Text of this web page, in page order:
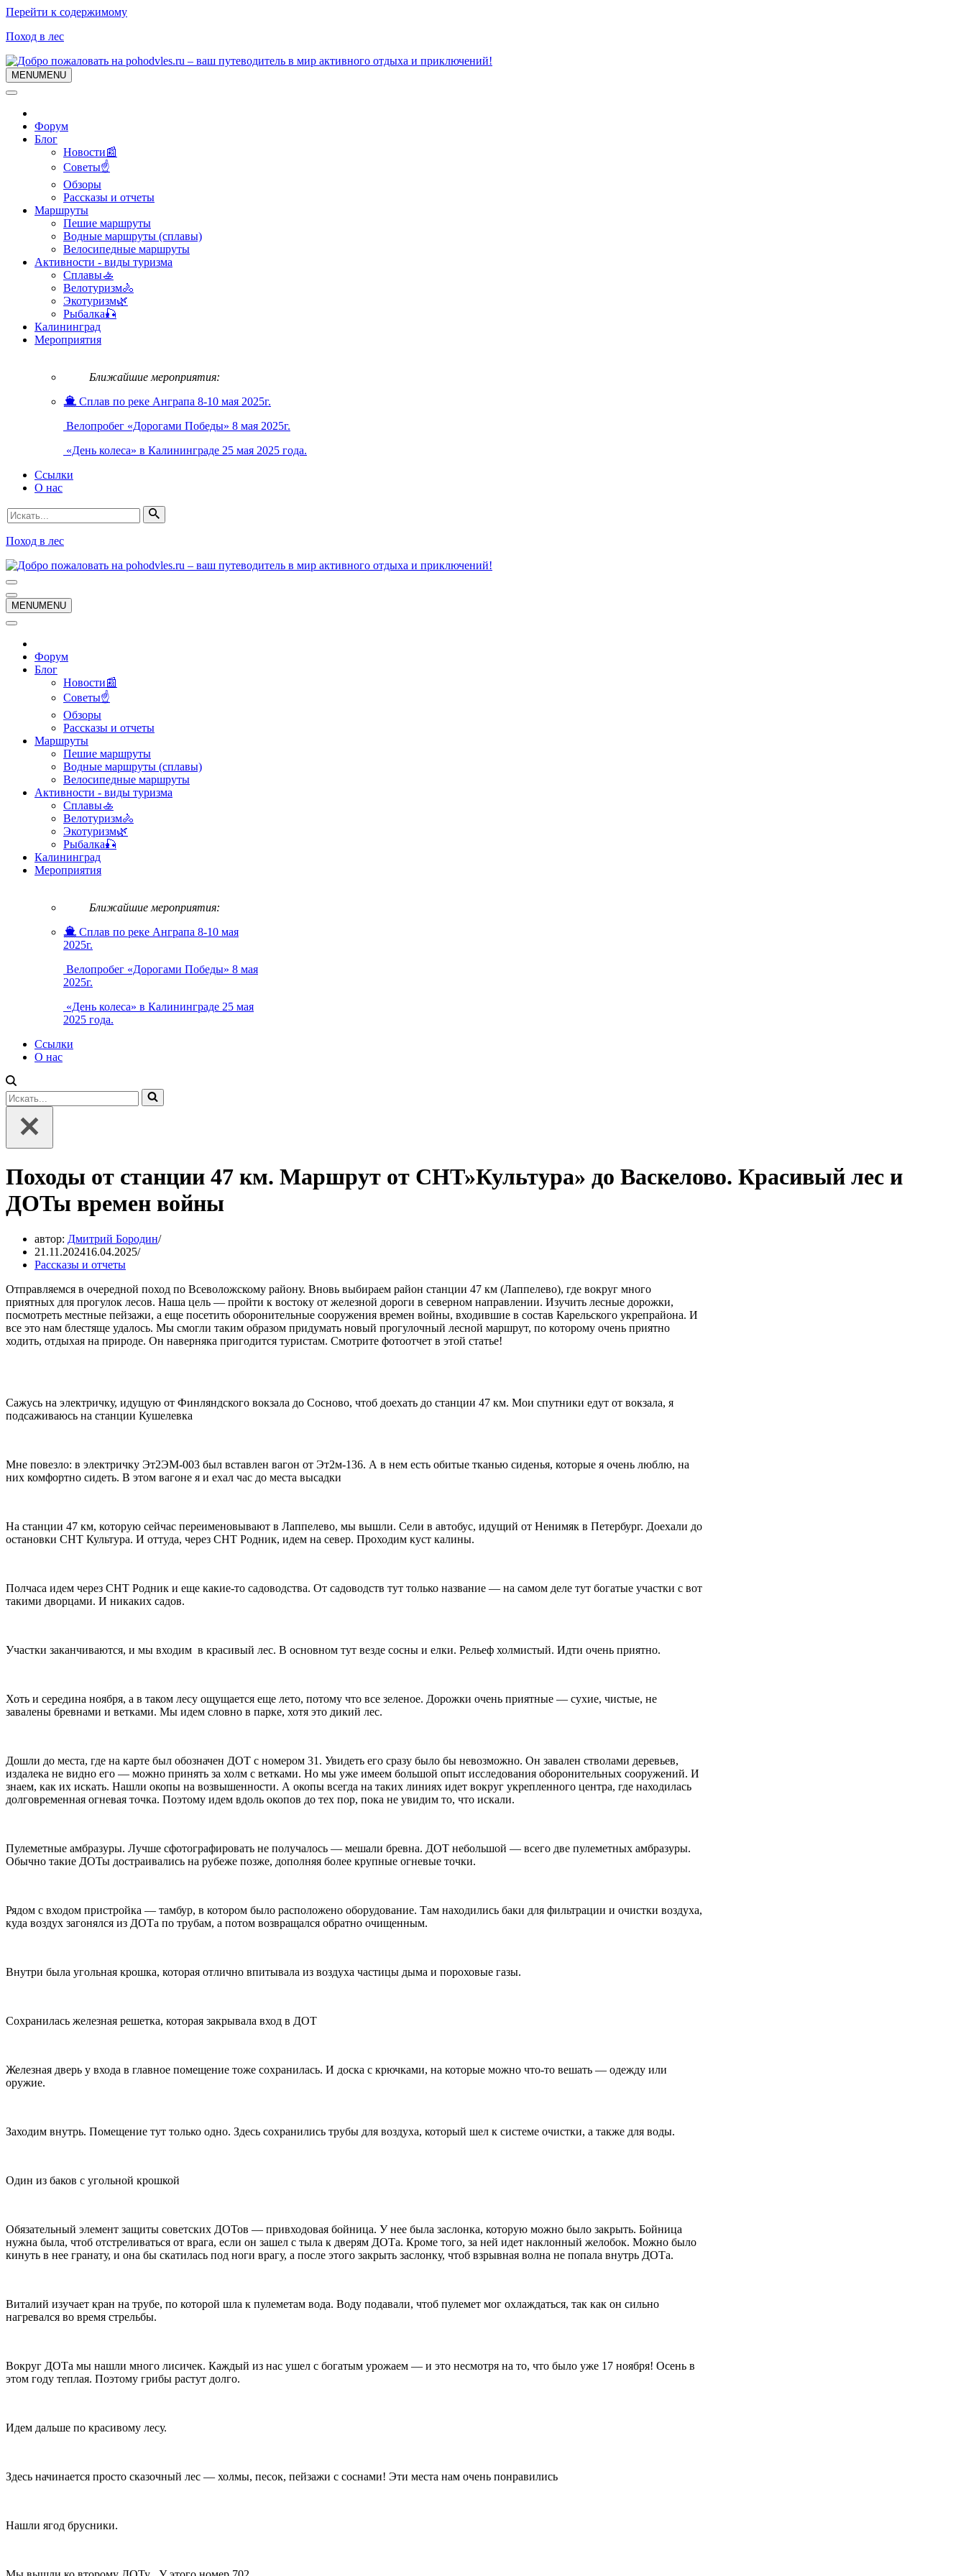
Перейти к содержимому
Поход в лес
MENUMENU
Форум
Блог
Новости📰
Советы☝
Обзоры
Рассказы и отчеты
Маршруты
Пешие маршруты
Водные маршруты (сплавы)
Велосипедные маршруты
Активности - виды туризма
Сплавы🚣
Велотуризм🚴
Экотуризм🌿
Рыбалка🎣
Калининград
Мероприятия
Ближайшие мероприятия:
Сплав по реке Анграпа 8-10 мая 2025г.
Велопробег «Дорогами Победы» 8 мая 2025г.
«День колеса» в Калининграде 25 мая 2025 года.
Ссылки
О нас
Искать...
Поход в лес
Меню
навигации
Меню
навигации
MENUMENU
Форум
Блог
Новости📰
Советы☝
Обзоры
Рассказы и отчеты
Маршруты
Пешие маршруты
Водные маршруты (сплавы)
Велосипедные маршруты
Активности - виды туризма
Сплавы🚣
Велотуризм🚴
Экотуризм🌿
Рыбалка🎣
Калининград
Мероприятия
Ближайшие мероприятия:
Сплав по реке Анграпа 8-10 мая
2025г.
Велопробег «Дорогами Победы» 8 мая
2025г.
«День колеса» в Калининграде 25 мая
2025 года.
Ссылки
О нас
Искать...
Походы от станции 47 км. Маршрут от СНТ»Культура» до Васкелово. Красивый лес и
ДОТы времен войны
автор: Дмитрий Бородин
21.11.202416.04.2025
Рассказы и отчеты
Отправляемся в очередной поход по Всеволожскому району. Вновь выбираем район станции 47 км (Лаппелево), где вокруг много
приятных для прогулок лесов. Наша цель — пройти к востоку от железной дороги в северном направлении. Изучить лесные дорожки,
посмотреть местные пейзажи, а еще посетить оборонительные сооружения времен войны, входившие в состав Карельского укрепрайона. И
все это нам блестяще удалось. Мы смогли таким образом придумать новый прогулочный лесной маршрут, по которому очень приятно
ходить, отдыхая на природе. Он наверняка пригодится туристам. Смотрите фотоотчет в этой статье!
Сажусь на электричку, идущую от Финляндского вокзала до Сосново, чтоб доехать до станции 47 км. Мои спутники едут от вокзала, я
подсаживаюсь на станции Кушелевка
Мне повезло: в электричку Эт2ЭМ-003 был вставлен вагон от Эт2м-136. А в нем есть обитые тканью сиденья, которые я очень люблю, на
них комфортно сидеть. В этом вагоне я и ехал час до места высадки
На станции 47 км, которую сейчас переименовывают в Лаппелево, мы вышли. Сели в автобус, идущий от Ненимяк в Петербург. Доехали до
остановки СНТ Культура. И оттуда, через СНТ Родник, идем на север. Проходим куст калины.
Полчаса идем через СНТ Родник и еще какие-то садоводства. От садоводств тут только название — на самом деле тут богатые участки с вот
такими дворцами. И никаких садов.
Участки заканчиваются, и мы входим в красивый лес. В основном тут везде сосны и елки. Рельеф холмистый. Идти очень приятно.
Хоть и середина ноября, а в таком лесу ощущается еще лето, потому что все зеленое. Дорожки очень приятные — сухие, чистые, не
завалены бревнами и ветками. Мы идем словно в парке, хотя это дикий лес.
Дошли до места, где на карте был обозначен ДОТ с номером 31. Увидеть его сразу было бы невозможно. Он завален стволами деревьев,
издалека не видно его — можно принять за холм с ветками. Но мы уже имеем большой опыт исследования оборонительных сооружений. И
знаем, как их искать. Нашли окопы на возвышенности. А окопы всегда на таких линиях идет вокруг укрепленного центра, где находилась
долговременная огневая точка. Поэтому идем вдоль окопов до тех пор, пока не увидим то, что искали.
Пулеметные амбразуры. Лучше сфотографировать не получалось — мешали бревна. ДОТ небольшой — всего две пулеметных амбразуры.
Обычно такие ДОТы достраивались на рубеже позже, дополняя более крупные огневые точки.
Рядом с входом пристройка — тамбур, в котором было расположено оборудование. Там находились баки для фильтрации и очистки воздуха,
куда воздух загонялся из ДОТа по трубам, а потом возвращался обратно очищенным.
Внутри была угольная крошка, которая отлично впитывала из воздуха частицы дыма и пороховые газы.
Сохранилась железная решетка, которая закрывала вход в ДОТ
Железная дверь у входа в главное помещение тоже сохранилась. И доска с крючками, на которые можно что-то вешать — одежду или
оружие.
Заходим внутрь. Помещение тут только одно. Здесь сохранились трубы для воздуха, который шел к системе очистки, а также для воды.
Один из баков с угольной крошкой
Обязательный элемент защиты советских ДОТов — привходовая бойница. У нее была заслонка, которую можно было закрыть. Бойница
нужна была, чтоб отстреливаться от врага, если он зашел с тыла к дверям ДОТа. Кроме того, за ней идет наклонный желобок. Можно было
кинуть в нее гранату, и она бы скатилась под ноги врагу, а после этого закрыть заслонку, чтоб взрывная волна не попала внутрь ДОТа.
Виталий изучает кран на трубе, по которой шла к пулеметам вода. Воду подавали, чтоб пулемет мог охлаждаться, так как он сильно
нагревался во время стрельбы.
Вокруг ДОТа мы нашли много лисичек. Каждый из нас ушел с богатым урожаем — и это несмотря на то, что было уже 17 ноября! Осень в
этом году теплая. Поэтому грибы растут долго.
Идем дальше по красивому лесу.
Здесь начинается просто сказочный лес — холмы, песок, пейзажи с соснами! Эти места нам очень понравились
Нашли ягод брусники.